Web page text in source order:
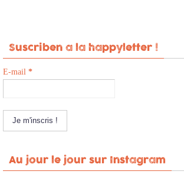
Suscriben a la happyletter !
E-mail *
Au jour le jour sur Instagram